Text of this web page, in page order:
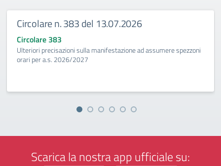
n. 383 del 13.07.2026
383
precisazioni sulla manifestazione ad assumere spezzoni
a.s. 2026/2027
Scarica la nostra app ufficiale su: